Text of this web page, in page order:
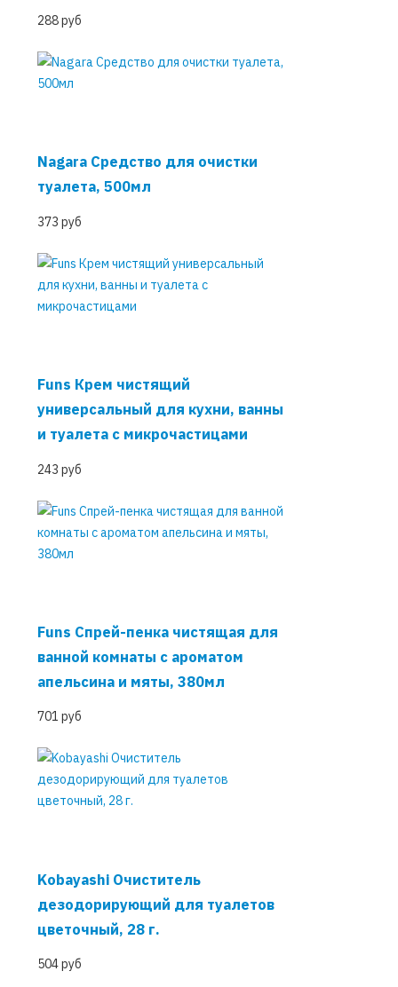
288 руб
Nagara Средство для очистки
туалета, 500мл
373 руб
Funs Крем чистящий
универсальный для кухни, ванны
и туалета с микрочастицами
243 руб
Funs Спрей-пенка чистящая для
ванной комнаты с ароматом
апельсина и мяты, 380мл
701 руб
Kobayashi Очиститель
дезодорирующий для туалетов
цветочный, 28 г.
504 руб